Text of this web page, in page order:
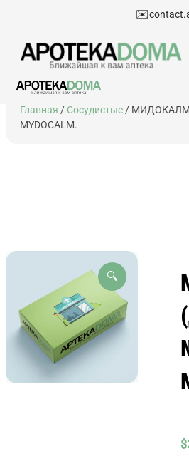
Перейти
содержимому
✉️
Главная / Сосудистые / МИДОКАЛМ
MYDOCALM.
🔍
$